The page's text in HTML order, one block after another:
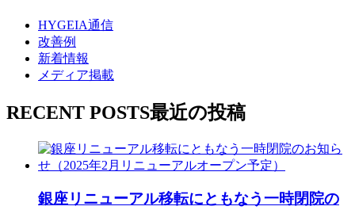
HYGEIA通信
改善例
新着情報
メディア掲載
RECENT POSTS最近の投稿
銀座リニューアル移転にともなう一時閉院の